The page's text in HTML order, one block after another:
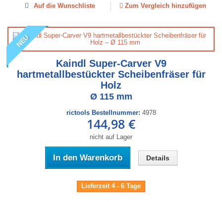
Auf die Wunschliste Zum Vergleich hinzufügen
NEU
Kaindl Super-Carver V9
hartmetallbestückter Scheibenfräser für
Holz
Ø 115 mm
rictools Bestellnummer: 4978
144,98 €
nicht auf Lager
In den Warenkorb Details
Lieferzeit 4 - 6 Tage